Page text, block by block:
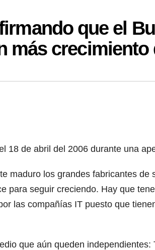
que el
más
18 de abril del 2006 durante una
maduro los grandes fabricantes
para seguir creciendo. Hay que
las compañías IT puesto que
que aún queden